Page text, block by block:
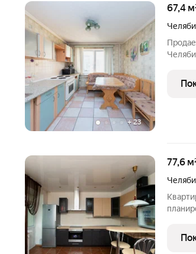
+23
67,4
77,6